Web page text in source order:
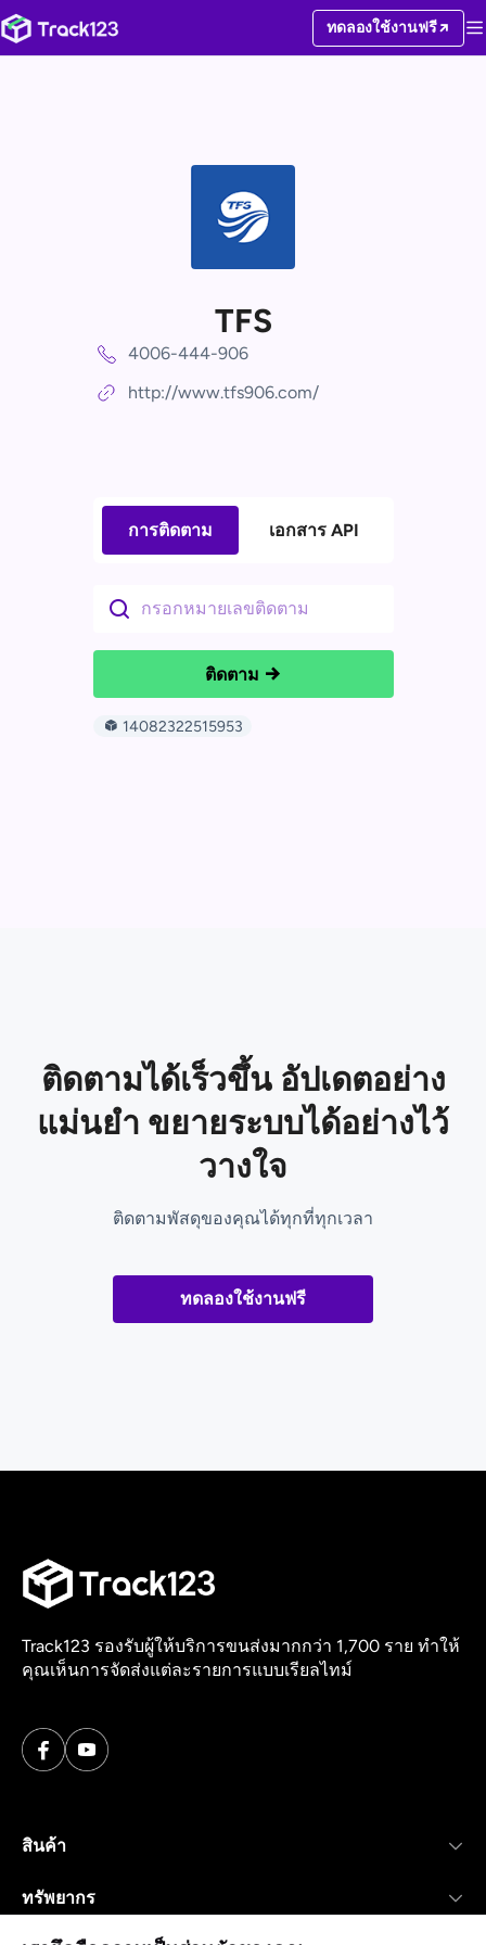
ทดลองใช้งานฟรี
TFS
4006-444-906
http://www.tfs906.com/
การติดตาม เอกสาร API
ติดตาม
14082322515953
ติดตามได้เร็วขึ้น อัปเดตอย่าง
แม่นยำ ขยายระบบได้อย่างไว้
วางใจ
ติดตามพัสดุของคุณได้ทุกที่ทุกเวลา
ทดลองใช้งานฟรี
Track123 รองรับผู้ให้บริการขนส่งมากกว่า 1,700 ราย ทำให้
คุณเห็นการจัดส่งแต่ละรายการแบบเรียลไทม์
สินค้า
ทรัพยากร